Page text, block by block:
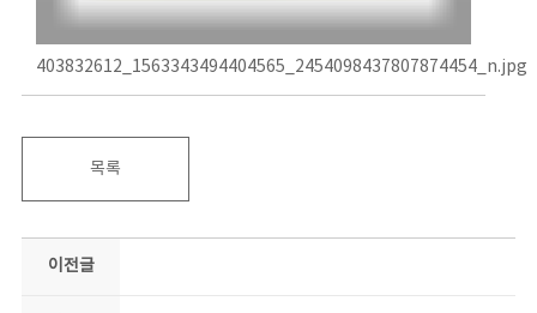
403832612_1563343494404565_2454098437807874454_n.jpg
목록
이전글